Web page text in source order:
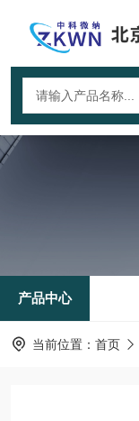
产品中心
当前位置： 首页